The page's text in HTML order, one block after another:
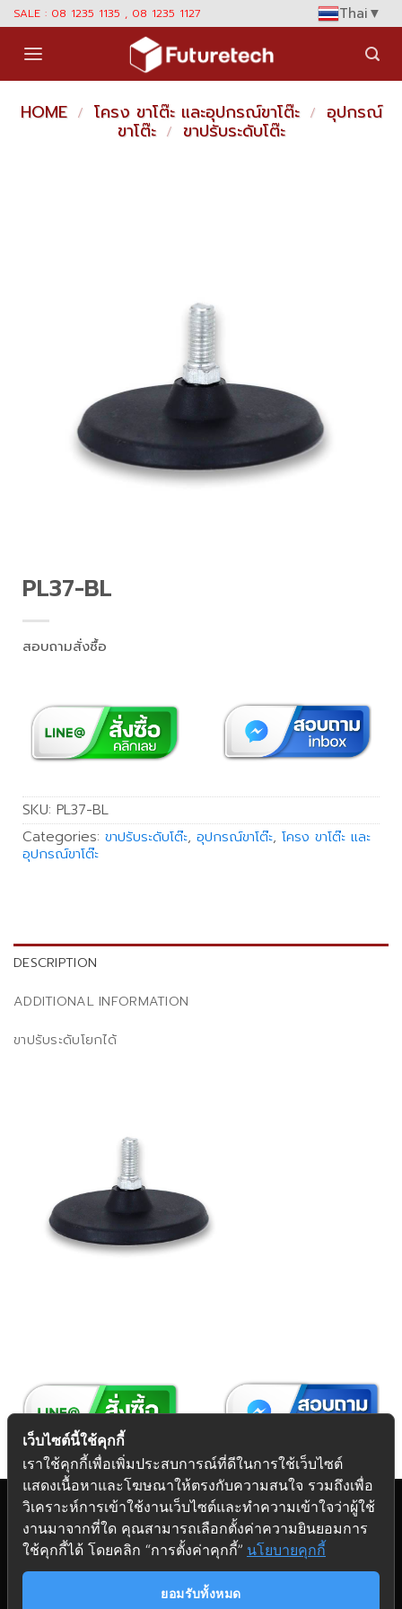
Skip
content
SALE : 08 1235 1135 , 08 1235 1127 Thai▼
HOME / โครง ขาโต๊ะ และอุปกรณ์ขาโต๊ะ / อุปกรณ์
ขาโต๊ะ / ขาปรับระดับโต๊ะ
PL37-BL
สอบถามสั่งซื้อ
SKU: PL37-BL
Categories: ขาปรับระดับโต๊ะ, อุปกรณ์ขาโต๊ะ, โครง ขาโต๊ะ และ
อุปกรณ์ขาโต๊ะ
DESCRIPTION
ADDITIONAL INFORMATION
ขาปรับระดับโยกได้
Copyright 2026 © Futuretech Intermarketing Co., Ltd.
ศูนย์รวมอุปกรณ์เฟอร์นิเจอร์ครบวงจร
เว็บไซต์นี้ใช้คุกกี้
เราใช้คุกกี้เพื่อเพิ่มประสบการณ์ที่ดีในการใช้เว็บไซต์
แสดงเนื้อหาและโฆษณาให้ตรงกับความสนใจ รวมถึงเพื่อ
วิเคราะห์การเข้าใช้งานเว็บไซต์และทำความเข้าใจว่าผู้ใช้
งานมาจากที่ใด คุณสามารถเลือกตั้งค่าความยินยอมการ
ใช้คุกกี้ได้ โดยคลิก “การตั้งค่าคุกกี้” นโยบายคุกกี้
ยอมรับทั้งหมด